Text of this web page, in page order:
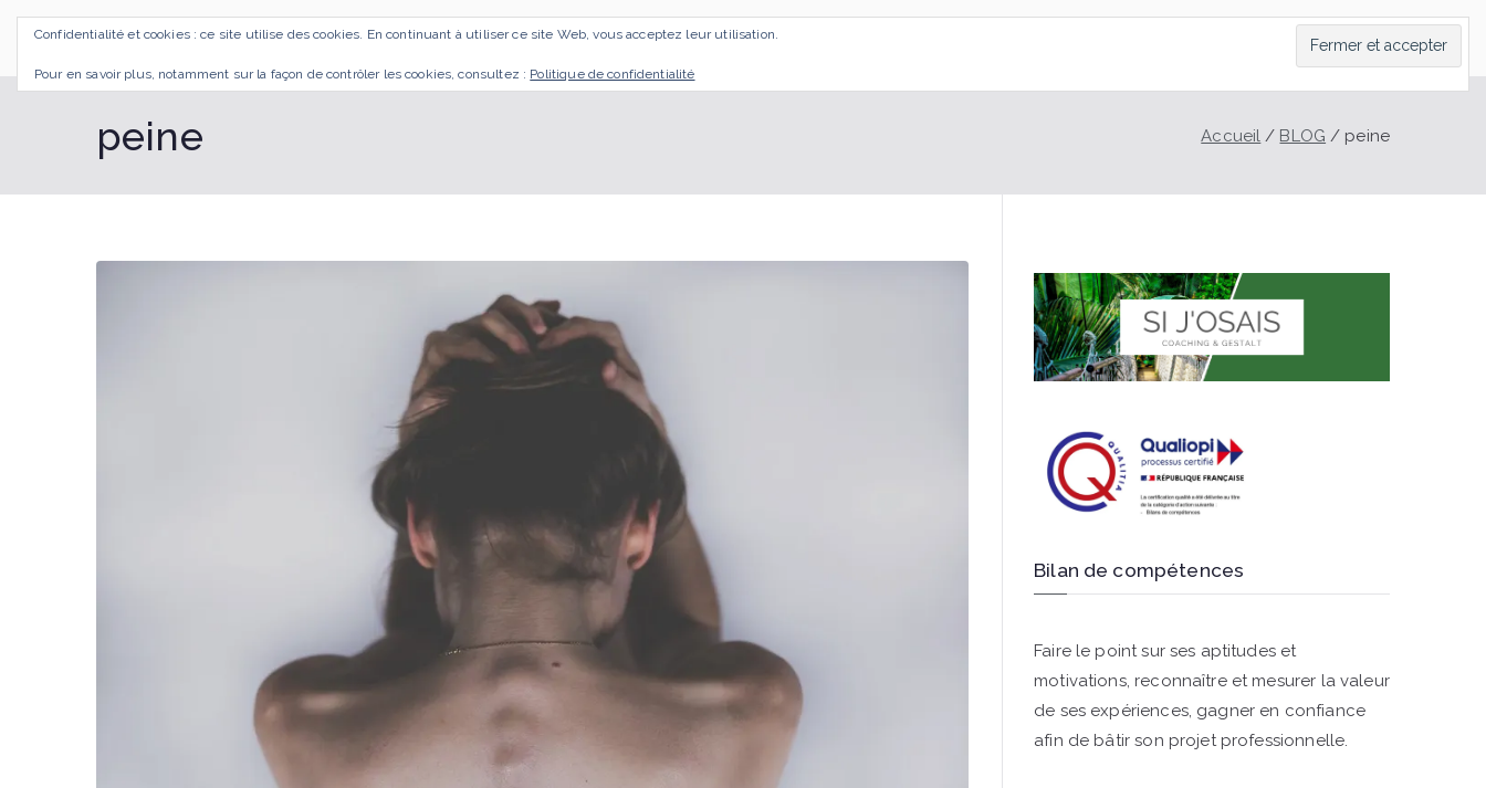
Aller
contenu
ACCUEILMES ACCOMPAGNEMENTS
peine Accueil BLOG peine
Bilan de compétences
Faire le point sur ses aptitudes et
motivations, reconnaître et mesurer la valeur
de ses expériences, gagner en confiance
afin de bâtir son projet professionnelle.
Confidentialité et cookies : ce site utilise des cookies. En continuant à utiliser ce site Web, vous acceptez leur utilisation.
Pour en savoir plus, notamment sur la façon de contrôler les cookies, consultez : Politique de confidentialité